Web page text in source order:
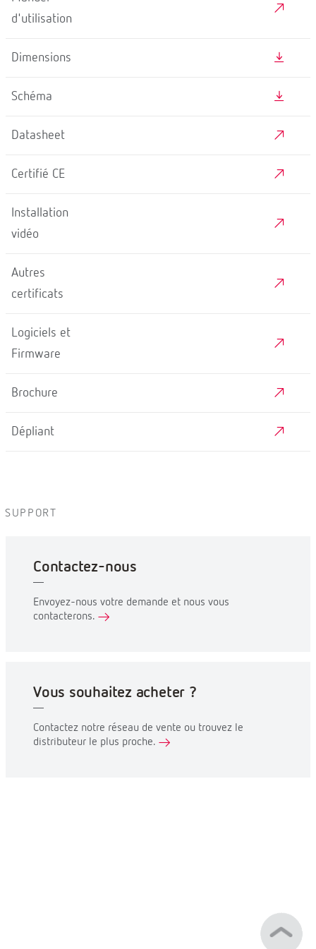
d'utilisation
Dimensions
Schéma
Datasheet
Certifié CE
Installation
vidéo
Autres
certificats
Logiciels et
Firmware
Brochure
Dépliant
SUPPORT
Contactez-nous
Envoyez-nous votre demande et nous vous
contacterons.
Vous souhaitez acheter ?
Contactez notre réseau de vente ou trouvez le
distributeur le plus proche.